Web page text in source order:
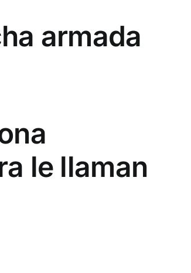
armada
le llaman